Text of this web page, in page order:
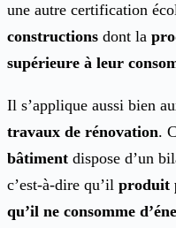
une autre certification
constructions dont la
supérieure à leur
Il s’applique aussi bien
travaux de rénovation.
bâtiment dispose d’un
c’est-à-dire qu’il produit
qu’il ne consomme